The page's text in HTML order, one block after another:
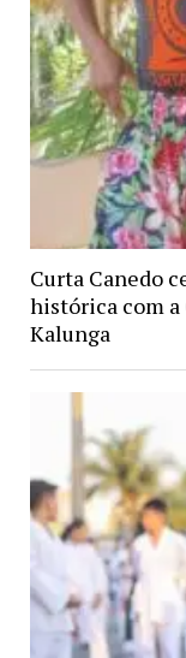
Curta Canedo
histórica com a
Kalunga